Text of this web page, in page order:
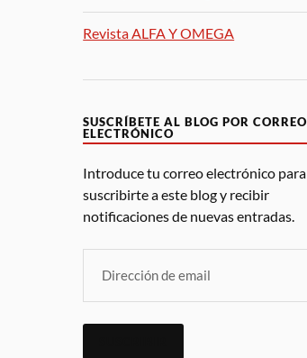
Revista ALFA Y OMEGA
SUSCRÍBETE AL BLOG POR CORREO
ELECTRÓNICO
Introduce tu correo electrónico para
suscribirte a este blog y recibir
notificaciones de nuevas entradas.